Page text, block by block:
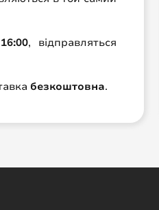
, відправляться
безкоштовна.